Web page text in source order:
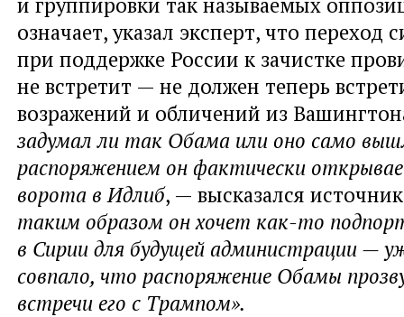
означает, указал эксперт, что переход
при поддержке России к зачистке
не встретит — не должен теперь
возражений и обличений из
задумал ли так Обама или оно само
распоряжением он фактически
ворота в Идлиб, — высказался
таким образом он хочет как-то
в Сирии для будущей администрации —
совпало, что распоряжение Обамы
встречи его с Трампом».